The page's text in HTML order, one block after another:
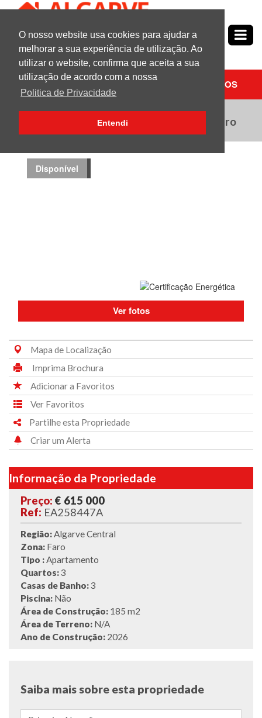
O nosso website usa cookies para ajudar a
melhorar a sua experiência de utilização. Ao
utilizar o website, confirma que aceita a sua
utilização de acordo com a nossa
Politica de Privacidade
Entendi
Nº1emPropriedades no Algarve
PESQUISAR CONTACTE-NOS
3 Quarto (s) Apartamento | Para Venda | Faro
Disponível
Ver fotos
Mapa de Localização
Imprima Brochura
Adicionar a Favoritos
Ver Favoritos
Partilhe esta Propriedade
Criar um Alerta
Informação da Propriedade
Preço: € 615 000
Ref: EA258447A
Região:Algarve Central
Zona: Faro
Tipo :Apartamento
Quartos:3
Casas de Banho:3
Piscina: Não
Área de Construção: 185 m2
Área de Terreno: N/A
Ano de Construção: 2026
Saiba mais sobre esta propriedade